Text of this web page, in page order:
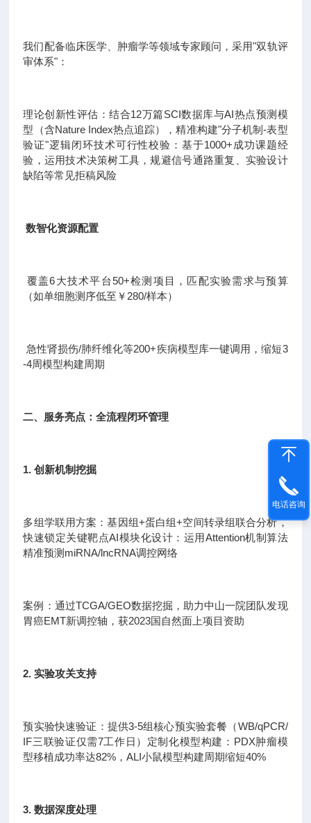
我们配备临床医学、肿瘤学等领域专家顾问，采用"双轨评
审体系"：
理论创新性评估：结合12万篇SCI数据库与AI热点预测模
型（含Nature Index热点追踪），精准构建"分子机制-表型
验证"逻辑闭环技术可行性校验：基于1000+成功课题经
验，运用技术决策树工具，规避信号通路重复、实验设计
缺陷等常见拒稿风险
数智化资源配置
覆盖6大技术平台50+检测项目，匹配实验需求与预算
（如单细胞测序低至￥280/样本）
急性肾损伤/肺纤维化等200+疾病模型库一键调用，缩短3
-4周模型构建周期
二、服务亮点：全流程闭环管理
1. 创新机制挖掘
多组学联用方案：基因组+蛋白组+空间转录组联合分析，
快速锁定关键靶点AI模块化设计：运用Attention机制算法
精准预测miRNA/lncRNA调控网络
案例：通过TCGA/GEO数据挖掘，助力中山一院团队发现
胃癌EMT新调控轴，获2023国自然面上项目资助
2. 实验攻关支持
预实验快速验证：提供3-5组核心预实验套餐（WB/qPCR/
IF三联验证仅需7工作日）定制化模型构建：PDX肿瘤模
型移植成功率达82%，ALI小鼠模型构建周期缩短40%
3. 数据深度处理
电话咨询